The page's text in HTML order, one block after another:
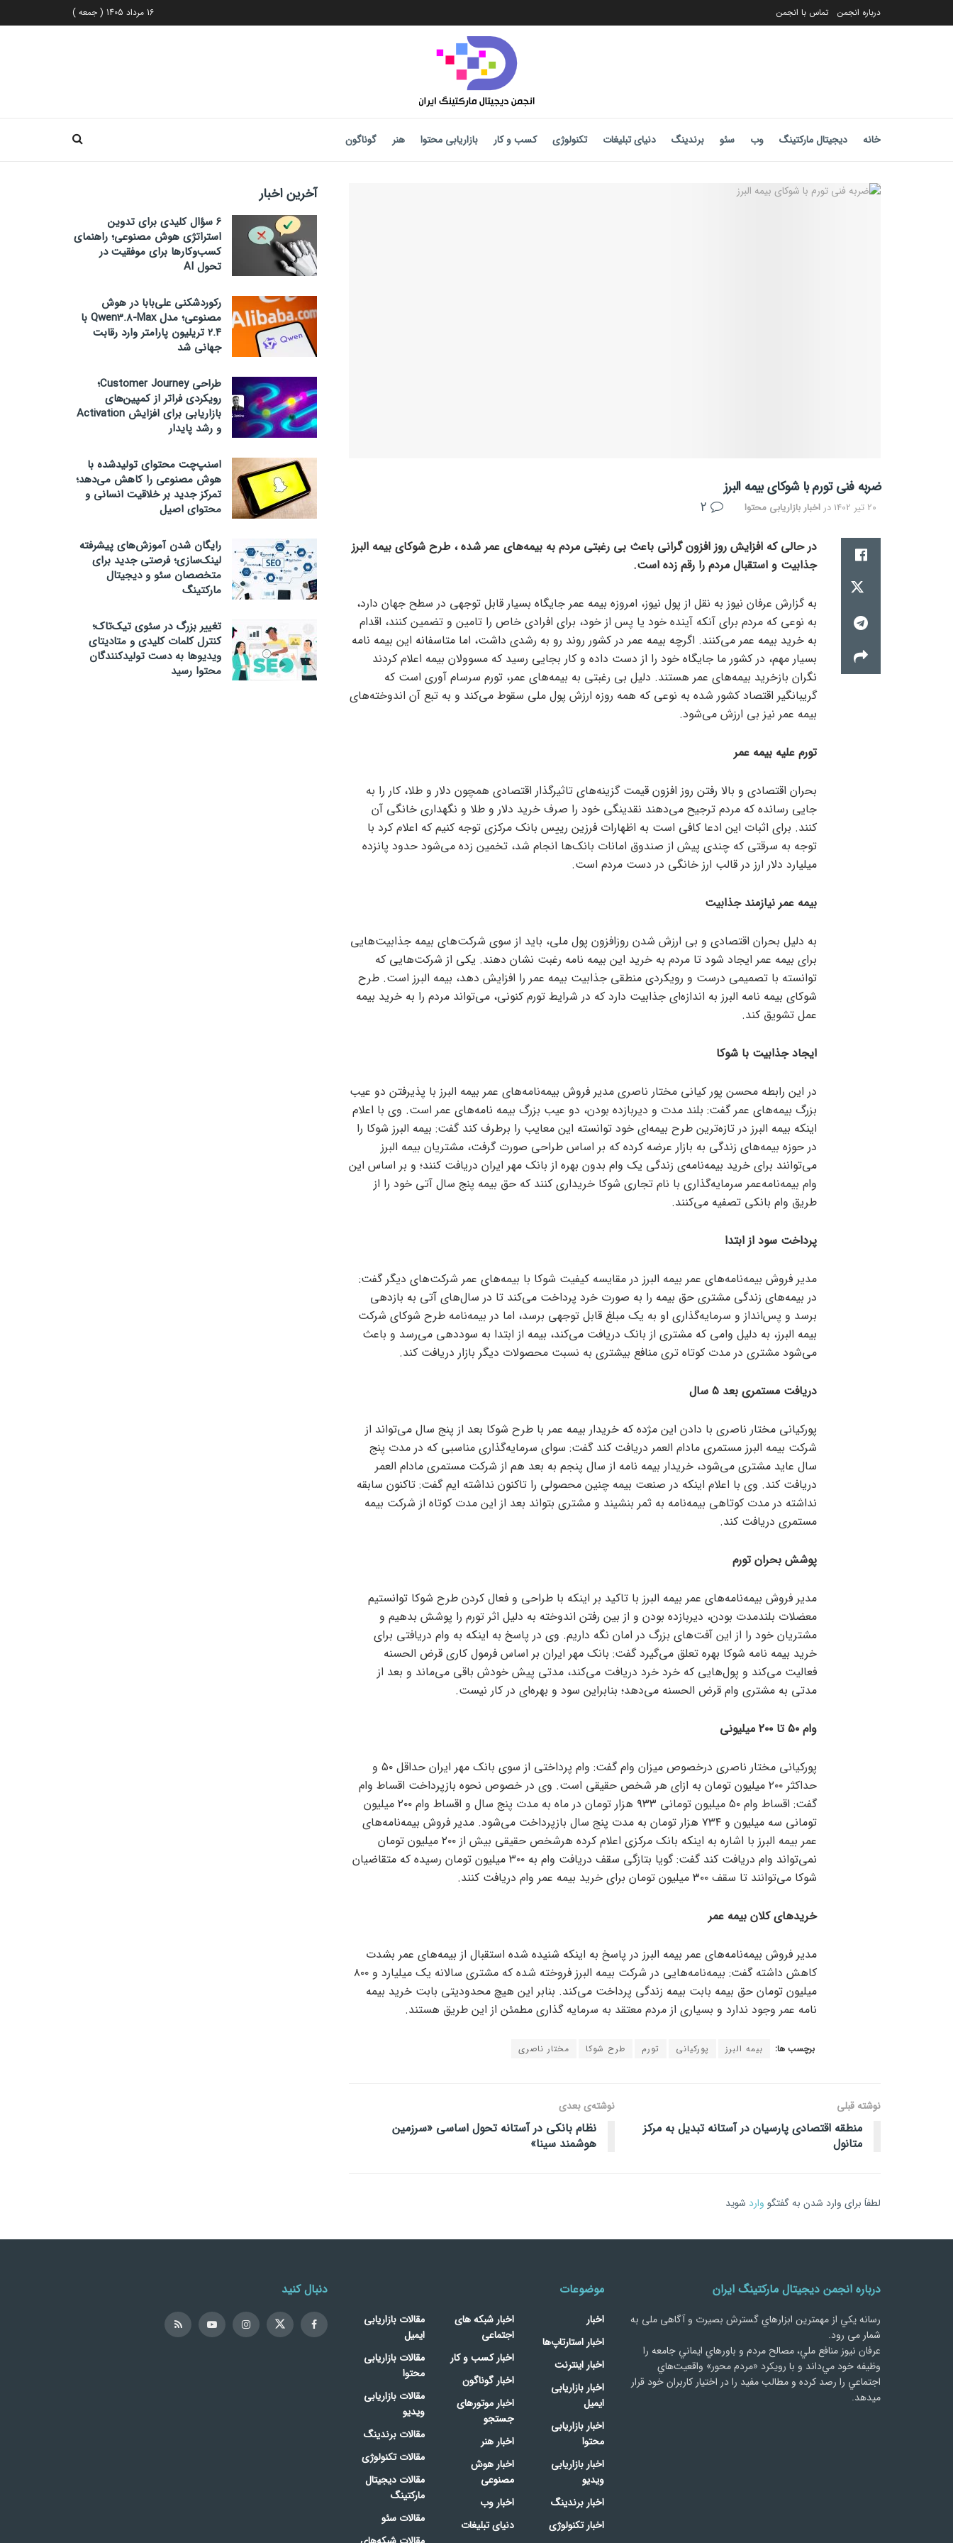
درباره انجمن تماس با انجمن 16 مرداد 1405 ( جمعه )
خانه دیجیتال مارکتینگ وب سئو برندینگ دنیای تبلیغات تکنولوژی کسب و کار بازاریابی محتوا هنر گوناگون
ضربه فنی تورم با شوکای بیمه البرز
20 تیر 1402 در اخبار بازاریابی محتوا
در حالی که افزایش روز افزون گرانی باعث بی رغبتی مردم به بیمه‌های عمر شده ، طرح شوکای بیمه البرز
جذابیت و استقبال مردم را رقم زده است.
به گزارش عرفان نیوز به نقل از پول نیوز، امروزه بیمه عمر جایگاه بسیار قابل توجهی در سطح جهان دارد،
به نوعی که مردم برای آنکه آینده خود یا پس از خود، برای افرادی خاص را تامین و تضمین کنند، اقدام
به خرید بیمه عمر می‌کنند. اگرچه بیمه عمر در کشور روند رو به رشدی داشت، اما متاسفانه این بیمه نامه
بسیار مهم، در کشور ما جایگاه خود را از دست داده و کار بجایی رسید که مسوولان بیمه اعلام کردند
نگران بازخرید بیمه‌های عمر هستند. دلیل بی رغبتی به بیمه‌های عمر، تورم سرسام آوری است که
گریبانگیر اقتصاد کشور شده به نوعی که همه روزه ارزش پول ملی سقوط می‌کند و به تبع آن اندوخته‌های
بیمه عمر نیز بی ارزش می‌شود.
تورم علیه بیمه عمر
بحران اقتصادی و بالا رفتن روز افزون قیمت گزینه‌های تاثیرگذار اقتصادی همچون دلار و طلا، کار را به
جایی رسانده که مردم ترجیح می‌دهند نقدینگی خود را صرف خرید دلار و طلا و نگهداری خانگی آن
کنند. برای اثبات این ادعا کافی است به اظهارات فرزین رییس بانک مرکزی توجه کنیم که اعلام کرد با
توجه به سرقتی که چندی پیش از صندوق امانات بانک‌ها انجام شد، تخمین زده می‌شود حدود پانزده
میلیارد دلار ارز در قالب ارز خانگی در دست مردم است.
بیمه عمر نیازمند جذابیت
به دلیل بحران اقتصادی و بی ارزش شدن روزافزون پول ملی، باید از سوی شرکت‌های بیمه جذابیت‌هایی
برای بیمه عمر ایجاد شود تا مردم به خرید این بیمه نامه رغبت نشان دهند. یکی از شرکت‌هایی که
توانسته با تصمیمی درست و رویکردی منطقی جذابیت بیمه عمر را افزایش دهد، بیمه البرز است. طرح
شوکای بیمه نامه البرز به اندازه‌ای جذابیت دارد که در شرایط تورم کنونی، می‌تواند مردم را به خرید بیمه
عمل تشویق کند.
ایجاد جذابیت با شوکا
در این رابطه محسن پور کیانی مختار ناصری مدیر فروش بیمه‌نامه‌های عمر بیمه البرز با پذیرفتن دو عیب
بزرگ بیمه‌های عمر گفت: بلند مدت و دیربازده بودن، دو عیب بزرگ بیمه نامه‌های عمر است. وی با اعلام
اینکه بیمه البرز در تازه‌ترین طرح بیمه‌ای خود توانسته این معایب را برطرف کند گفت: بیمه البرز شوکا را
در حوزه بیمه‌های زندگی به بازار عرضه کرده که بر اساس طراحی صورت گرفت، مشتریان بیمه البرز
می‌توانند برای خرید بیمه‌نامه‌ی زندگی یک وام بدون بهره از بانک مهر ایران دریافت کنند؛ و بر اساس این
وام بیمه‌نامه‌عمر سرمایه‌گذاری با نام تجاری شوکا خریداری کنند که حق بیمه پنج سال آتی خود را از
طریق وام بانکی تصفیه می‌کنند.
پرداخت سود از ابتدا
مدیر فروش بیمه‌نامه‌های عمر بیمه البرز در مقایسه کیفیت شوکا با بیمه‌های عمر شرکت‌های دیگر گفت:
در بیمه‌های زندگی مشتری حق بیمه را به صورت خرد پرداخت می‌کند تا در سال‌های آتی به بازدهی
برسد و پس‌انداز و سرمایه‌گذاری او به یک مبلغ قابل توجهی برسد، اما در بیمه‌نامه طرح شوکای شرکت
بیمه البرز، به دلیل وامی که مشتری از بانک دریافت می‌کند، بیمه از ابتدا به سوددهی می‌رسد و باعث
می‌شود مشتری در مدت کوتاه تری منافع بیشتری به نسبت محصولات دیگر بازار دریافت کند.
دریافت مستمری بعد ۵ سال
پورکیانی مختار ناصری با دادن این مژده که خریدار بیمه عمر با طرح شوکا بعد از پنج سال می‌تواند از
شرکت بیمه البرز مستمری مادام العمر دریافت کند گفت: سوای سرمایه‌گذاری مناسبی که در مدت پنج
سال عاید مشتری می‌شود، خریدار بیمه نامه از سال پنجم به بعد هم از شرکت مستمری مادام العمر
دریافت کند. وی با اعلام اینکه در صنعت بیمه چنین محصولی را تاکنون نداشته ایم گفت: تاکنون سابقه
نداشته در مدت کوتاهی بیمه‌نامه به ثمر بنشیند و مشتری بتواند بعد از این مدت کوتاه از شرکت بیمه
مستمری دریافت کند.
پوشش بحران تورم
مدیر فروش بیمه‌نامه‌های عمر بیمه البرز با تاکید بر اینکه با طراحی و فعال کردن طرح شوکا توانستیم
معضلات بلندمدت بودن، دیربازده بودن و از بین رفتن اندوخته به دلیل اثر تورم را پوشش بدهیم و
مشتریان خود را از این آفت‌های بزرگ در امان نگه داریم. وی در پاسخ به اینکه به وام دریافتی برای
خرید بیمه نامه شوکا بهره تعلق می‌گیرد گفت: بانک مهر ایران بر اساس فرمول کاری قرض الحسنه
فعالیت می‌کند و پول‌هایی که خرد خرد دریافت می‌کند، مدتی پیش خودش باقی می‌ماند و بعد از
مدتی به مشتری وام قرض الحسنه می‌دهد؛ بنابراین سود و بهره‌ای در کار نیست.
وام ۵۰ تا ۲۰۰ میلیونی
پورکیانی مختار ناصری درخصوص میزان وام گفت: وام پرداختی از سوی بانک مهر ایران حداقل ۵۰ و
حداکثر ۲۰۰ میلیون تومان به ازای هر شخص حقیقی است. وی در خصوص نحوه بازپرداخت اقساط وام
گفت: اقساط وام ۵۰ میلیون تومانی ۹۳۳ هزار تومان در ماه به مدت پنج سال و اقساط وام ۲۰۰ میلیون
تومانی سه میلیون و ۷۳۴ هزار تومان به مدت پنج سال بازپرداخت می‌شود. مدیر فروش بیمه‌نامه‌های
عمر بیمه البرز با اشاره به اینکه بانک مرکزی اعلام کرده هرشخص حقیقی بیش از ۲۰۰ میلیون تومان
نمی‌تواند وام دریافت کند گفت: گویا بتازگی سقف دریافت وام به ۳۰۰ میلیون تومان رسیده که متقاضیان
شوکا می‌توانند تا سقف ۳۰۰ میلیون تومان برای خرید بیمه عمر وام دریافت کنند.
خرید‌های کلان بیمه عمر
مدیر فروش بیمه‌نامه‌های عمر بیمه البرز در پاسخ به اینکه شنیده شده استقبال از بیمه‌های عمر بشدت
کاهش داشته گفت: بیمه‌نامه‌هایی در شرکت بیمه البرز فروخته شده که مشتری سالانه یک میلیارد و ۸۰۰
میلیون تومان حق بیمه بابت بیمه زندگی پرداخت می‌کند. بنابر این هیچ محدودیتی بابت خرید بیمه
نامه عمر وجود ندارد و بسیاری از مردم معتقد به سرمایه گذاری مطمئن از این طریق هستند.
برچسب ها: بیمه البرز پورکیانی تورم طرح شوکا مختار ناصری
نوشته قبلی
منطقه اقتصادی پارسیان در آستانه تبدیل به مرکز
متانول
نوشته‌ی بعدی
نظام بانکی در آستانه تحول اساسی «سرزمین
هوشمند سینا»
لطفاَ برای وارد شدن به گفتگو وارد شوید
آخرین اخبار
۶ سؤال کلیدی برای تدوین
استراتژی هوش مصنوعی؛ راهنمای
کسب‌وکارها برای موفقیت در
تحول AI
رکوردشکنی علی‌بابا در هوش
مصنوعی؛ مدل Qwen3.8-Max با
۲.۴ تریلیون پارامتر وارد رقابت
جهانی شد
طراحی Customer Journey؛
رویکردی فراتر از کمپین‌های
بازاریابی برای افزایش Activation
و رشد پایدار
اسنپ‌چت محتوای تولیدشده با
هوش مصنوعی را کاهش می‌دهد؛
تمرکز جدید بر خلاقیت انسانی و
محتوای اصیل
رایگان شدن آموزش‌های پیشرفته
لینک‌سازی؛ فرصتی جدید برای
متخصصان سئو و دیجیتال
مارکتینگ
تغییر بزرگ در سئوی تیک‌تاک؛
کنترل کلمات کلیدی و متادیتای
ویدیوها به دست تولیدکنندگان
محتوا رسید
درباره انجمن دیجیتال مارکتینگ ایران
رسانه يكي از مهمترین ابزارهاي گسترش بصیرت و آگاهی ملی به
شمار می رود.
عرفان نیوز منافع ملي، مصالح مردم و باورهاي ايماني جامعه را
وظيفه خود مي‌داند و با رويكرد «مردم‌ محور» واقعيت‌هاي
اجتماعي را رصد کرده و مطالب مفید را در اختیار کاربران خود قرار
میدهد.
موضوعات
اخبار
اخبار استارتاپ‌ها
اخبار اینترنت
اخبار بازاریابی
ایمیل
اخبار بازاریابی
محتوا
اخبار بازاریابی
ویدیو
اخبار برندینگ
اخبار تکنولوژی
اخبار شبکه های
اجتماعی
اخبار کسب و کار
اخبار گوناگون
اخبار موتورهای
جستجو
اخبار هنر
اخبار هوش
مصنوعی
اخبار وب
دنیای تبلیغات
مقالات بازاریابی
ایمیل
مقالات بازاریابی
محتوا
مقالات بازاریابی
ویدیو
مقالات برندینگ
مقالات تکنولوژی
مقالات دیجیتال
مارکتینگ
مقالات سئو
دنبال کنید